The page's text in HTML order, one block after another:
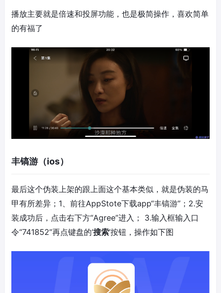
播放主要就是倍速和投屏功能，也是极简操作，喜欢简单
的有福了
丰镐游（ios）
最后这个伪装上架的跟上面这个基本类似，就是伪装的马
甲有所差异； 1、前往AppStote下载app“丰镐游”；2.安
装成功后，点击右下方“Agree”进入； 3.输入框输入口
令“741852”再点键盘的‘搜索’按钮，操作如下图